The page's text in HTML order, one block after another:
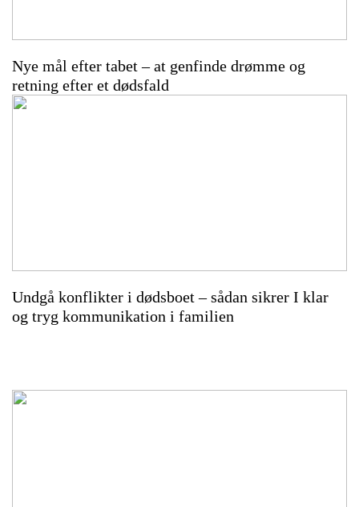
Nye mål efter tabet – at genfinde drømme og
retning efter et dødsfald
Undgå konflikter i dødsboet – sådan sikrer I klar
og tryg kommunikation i familien